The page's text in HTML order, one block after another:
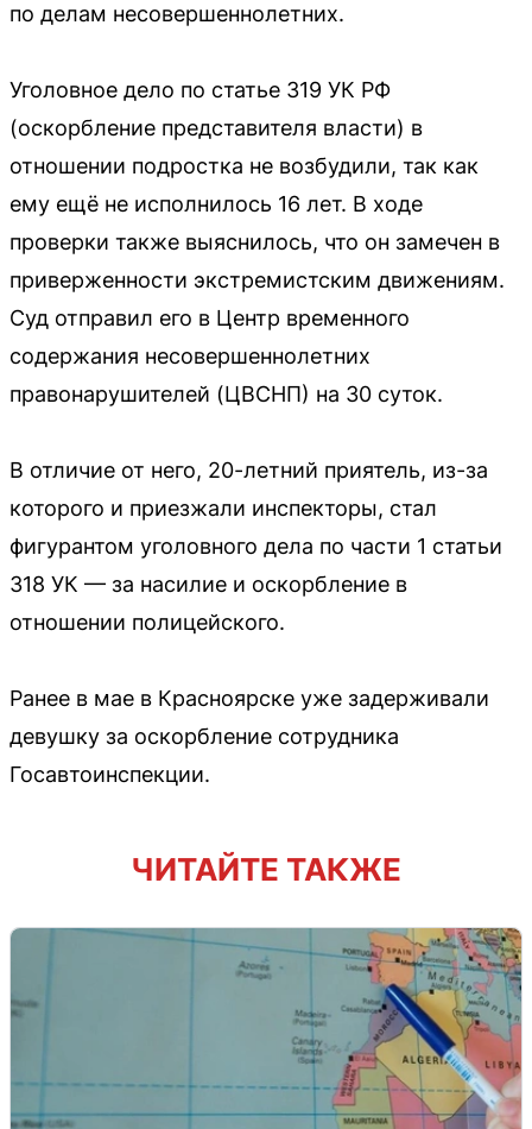
по делам несовершеннолетних.
Уголовное дело по статье 319 УК РФ
(оскорбление представителя власти) в
отношении подростка не возбудили, так как
ему ещё не исполнилось 16 лет. В ходе
проверки также выяснилось, что он замечен в
приверженности экстремистским движениям.
Суд отправил его в Центр временного
содержания несовершеннолетних
правонарушителей (ЦВСНП) на 30 суток.
В отличие от него, 20-летний приятель, из-за
которого и приезжали инспекторы, стал
фигурантом уголовного дела по части 1 статьи
318 УК — за насилие и оскорбление в
отношении полицейского.
Ранее в мае в Красноярске уже задерживали
девушку за оскорбление сотрудника
Госавтоинспекции.
ЧИТАЙТЕ ТАКЖЕ